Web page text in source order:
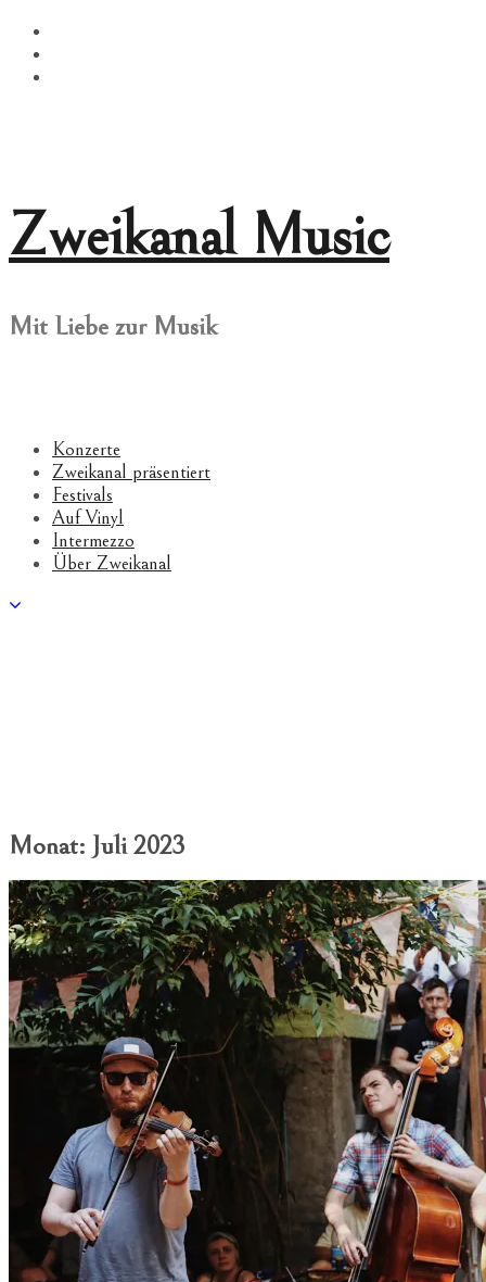
Springe
zum
Inhalt
Zweikanal Music
Mit Liebe zur Musik
Konzerte
Zweikanal präsentiert
Festivals
Auf Vinyl
Intermezzo
Über Zweikanal
Monat: Juli 2023